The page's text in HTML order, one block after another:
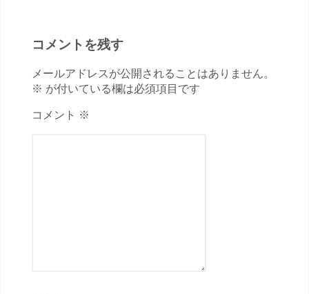
コメントを残す
メールアドレスが公開されることはありません。
※ が付いている欄は必須項目です
コメント ※